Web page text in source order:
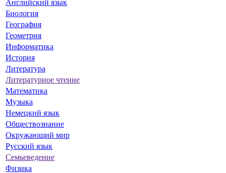
Английский язык
Биология
География
Геометрия
Информатика
История
Литература
Литературное чтение
Математика
Музыка
Немецкий язык
Обществознание
Окружающий мир
Русский язык
Семьеведение
Физика